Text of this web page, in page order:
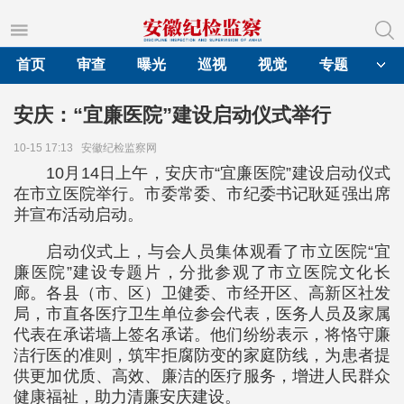
首页
审查 曝光 巡视 视觉 专题
安庆：“宜廉医院”建设启动仪式举行
10-15 17:13 安徽纪检监察网
10月14日上午，安庆市“宜廉医院”建设启动仪式
在市立医院举行。市委常委、市纪委书记耿延强出席
并宣布活动启动。
启动仪式上，与会人员集体观看了市立医院“宜
廉医院”建设专题片，分批参观了市立医院文化长
廊。各县（市、区）卫健委、市经开区、高新区社发
局，市直各医疗卫生单位参会代表，医务人员及家属
代表在承诺墙上签名承诺。他们纷纷表示，将恪守廉
洁行医的准则，筑牢拒腐防变的家庭防线，为患者提
供更加优质、高效、廉洁的医疗服务，增进人民群众
健康福祉，助力清廉安庆建设。